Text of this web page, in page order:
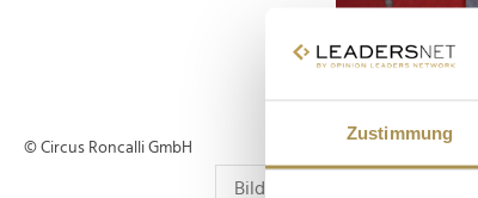
Zustimmung
© Circus Roncalli GmbH